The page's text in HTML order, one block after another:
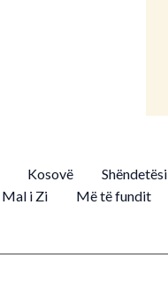
Kosovë Shëndetësi
Mal i Zi Më të fundit